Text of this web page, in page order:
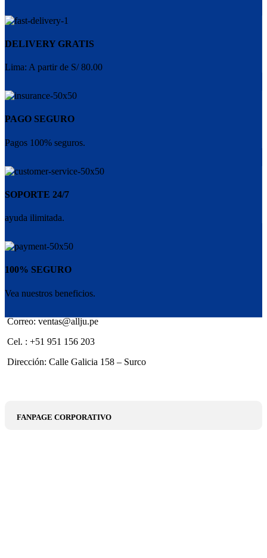
DELIVERY GRATIS
Lima: A partir de S/ 80.00
PAGO SEGURO
Pagos 100% seguros.
SOPORTE 24/7
ayuda ilimitada.
100% SEGURO
Vea nuestros beneficios.
Correo: ventas@allju.pe
Cel. : +51 951 156 203
Dirección: Calle Galicia 158 – Surco
FANPAGE CORPORATIVO